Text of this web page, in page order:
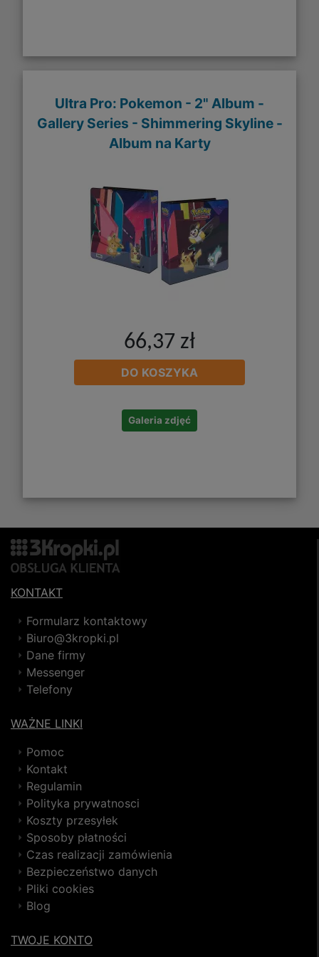
Ultra Pro: Pokemon - 2" Album -
Gallery Series - Shimmering Skyline -
Album na Karty
66,37 zł
DO KOSZYKA
Galeria zdjęć
KONTAKT
Formularz kontaktowy
Biuro@3kropki.pl
Dane firmy
Messenger
Telefony
WAŻNE LINKI
Pomoc
Kontakt
Regulamin
Polityka prywatnosci
Koszty przesyłek
Sposoby płatności
Czas realizacji zamówienia
Bezpieczeństwo danych
Pliki cookies
Blog
TWOJE KONTO